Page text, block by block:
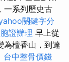
一系列歷史古
關鍵字分
證辦理 早上從
為檀香山，到達
台中整骨價錢